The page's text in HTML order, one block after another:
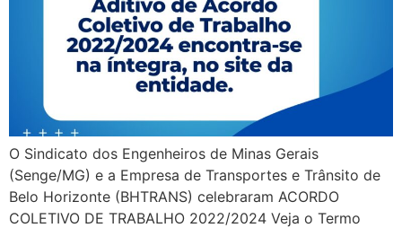
O Sindicato dos Engenheiros de Minas Gerais
(Senge/MG) e a Empresa de Transportes e Trânsito de
Belo Horizonte (BHTRANS) celebraram ACORDO
COLETIVO DE TRABALHO 2022/2024 Veja o Termo